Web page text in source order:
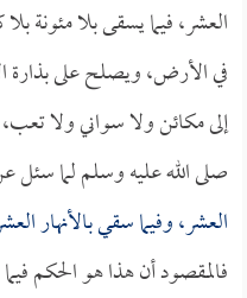
العشر، فيما يسقى بلا مئونة بلا
في الأرض، ويصلح على بذارة
إلى مكائن ولا سواني ولا
صلى الله عليه وسلم لما
العشر، وفيما سقي بالأنهار
فالمقصود أن هذا هو الحكم